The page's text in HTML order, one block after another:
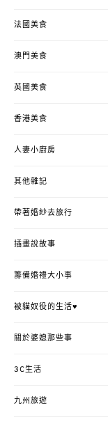
法國美食
澳門美食
英國美食
香港美食
人妻小廚房
其他雜記
帶著婚紗去旅行
插畫說故事
籌備婚禮大小事
被貓奴役的生活♥
關於婆媳那些事
3C生活
九州旅遊